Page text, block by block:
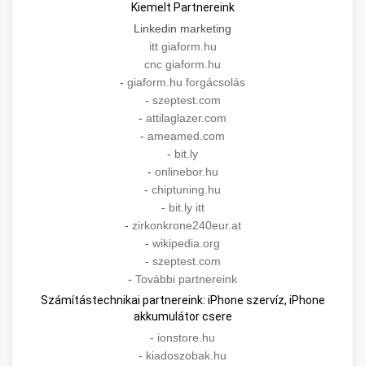
Kiemelt Partnereink
Linkedin marketing
itt giaform.hu
cnc giaform.hu
- giaform.hu forgácsolás
- szeptest.com
- attilaglazer.com
- ameamed.com
- bit.ly
- onlinebor.hu
- chiptuning.hu
- bit.ly itt
- zirkonkrone240eur.at
- wikipedia.org
- szeptest.com
- További partnereink
Számítástechnikai partnereink: iPhone szervíz, iPhone
akkumulátor csere
- ionstore.hu
- kiadoszobak.hu